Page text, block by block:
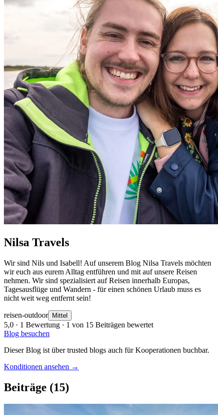
Nilsa Travels
Wir sind Nils und Isabell! Auf unserem Blog Nilsa Travels möchten
wir euch aus eurem Alltag entführen und mit auf unsere Reisen
nehmen. Wir sind spezialisiert auf Reisen innerhalb Europas,
Tagesausflüge und Wandern - für einen schönen Urlaub muss es
nicht weit weg entfernt sein!
reisen-outdoor Mittel
5,0 · 1 Bewertung · 1 von 15 Beiträgen bewertet
Blog besuchen
Dieser Blog ist über trusted blogs auch für Kooperationen buchbar.
Konditionen ansehen →
Beiträge (15)